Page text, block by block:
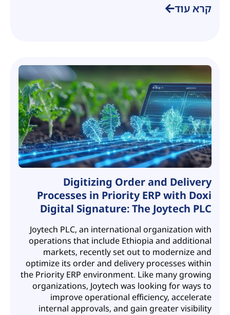
קרא עוד
Digitizing Order and Delivery
Processes in Priority ERP with Doxi
Digital Signature: The Joytech PLC
Joytech PLC, an international organization with
operations that include Ethiopia and additional
markets, recently set out to modernize and
optimize its order and delivery processes within
the Priority ERP environment. Like many growing
organizations, Joytech was looking for ways to
improve operational efficiency, accelerate
internal approvals, and gain greater visibility